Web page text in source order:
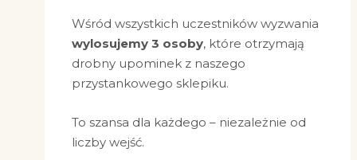
Wśród wszystkich uczestników wyzwania
wylosujemy 3 osoby, które otrzymają
drobny upominek z naszego
przystankowego sklepiku.
To szansa dla każdego – niezależnie od
liczby wejść.